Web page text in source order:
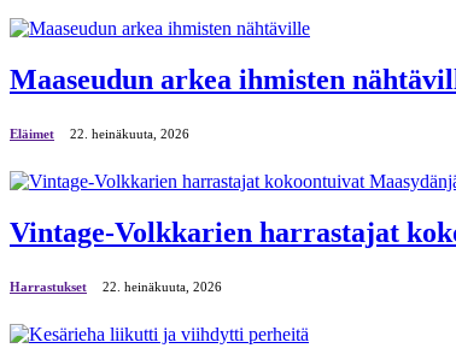
Maaseudun arkea ihmisten
Eläimet 22. heinäkuuta, 2026
Vintage-Volkkarien harrastajat
Harrastukset 22. heinäkuuta, 2026